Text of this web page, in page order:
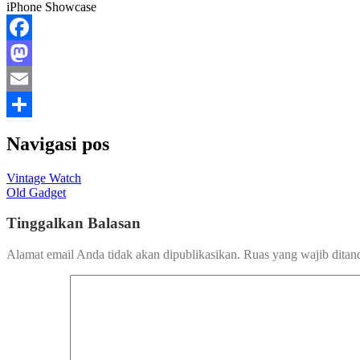
iPhone Showcase
Facebook
Mastodon
Email
Navigasi pos
Vintage Watch
Old Gadget
Tinggalkan Balasan
Alamat email Anda tidak akan dipublikasikan. Ruas yang wajib